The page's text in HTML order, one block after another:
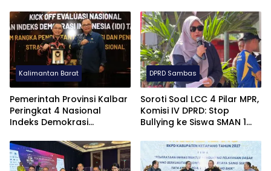
Persatuan
Kalimantan Barat
Pemerintah Provinsi Kalbar
Peringkat 4 Nasional
Indeks Demokrasi
DPRD Sambas
Soroti Soal LCC 4 Pilar MPR,
Komisi IV DPRD: Stop
Bullying ke Siswa SMAN 1
Juri